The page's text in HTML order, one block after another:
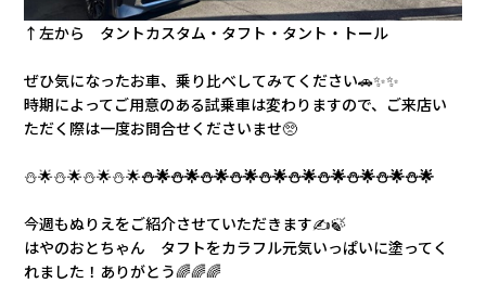
↑左から タントカスタム・タフト・タント・トール
ぜひ気になったお車、乗り比べしてみてください🚗✨✨
時期によってご用意のある試乗車は変わりますので、ご来店い
ただく際は一度お問合せくださいませ🥺
⛄🌟⛄🌟⛄🌟⛄🌟⛄🌟⛄🌟⛄🌟⛄🌟⛄🌟⛄🌟⛄🌟⛄🌟⛄🌟⛄🌟
今週もぬりえをご紹介させていただきます✍🍃
はやのおとちゃん タフトをカラフル元気いっぱいに塗ってく
れました！ありがとう🌈🌈🌈